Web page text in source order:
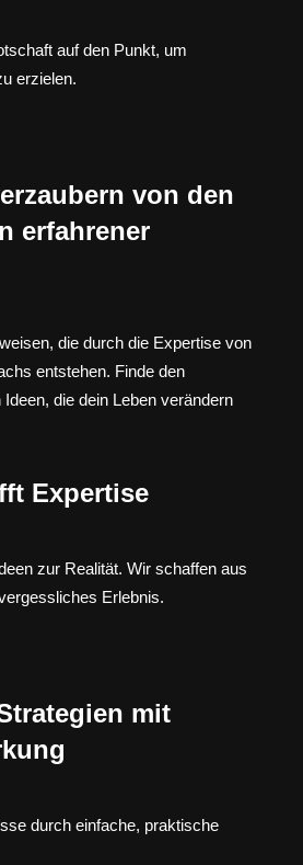
auf den Punkt, um
erzielen.
von den
erfahrener
die durch die Expertise von
entstehen. Finde den
die dein Leben verändern
Expertise
zur Realität. Wir schaffen aus
Erlebnis.
mit
durch einfache, praktische